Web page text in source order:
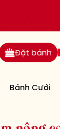
Đặt bánh
Bánh Cưới